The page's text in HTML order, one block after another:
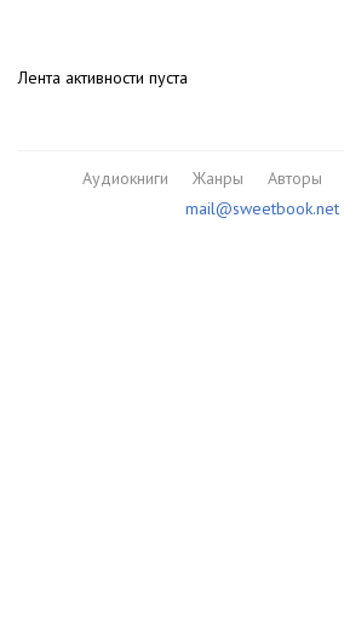
Лента активности пуста
Аудиокниги Жанры Авторы
mail@sweetbook.net